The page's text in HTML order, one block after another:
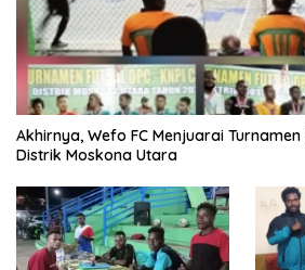
Akhirnya, Wefo FC Menjuarai Turnamen
Distrik Moskona Utara